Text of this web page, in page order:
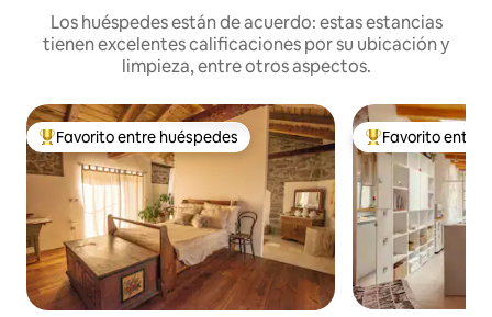
Los huéspedes están de acuerdo: estas estancias
tienen excelentes calificaciones por su ubicación y
limpieza, entre otros aspectos.
De los mejores en Favorito entre huéspedes
Favorito entre huéspedes De los mejores
Favorito entre